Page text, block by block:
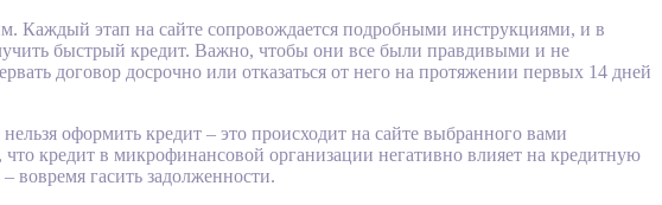
Каждый этап на сайте сопровождается подробными инструкциями, и в
быстрый кредит. Важно, чтобы они все были правдивыми и не
договор досрочно или отказаться от него на протяжении первых 14 дней
оформить кредит – это происходит на сайте выбранного вами
кредит в микрофинансовой организации негативно влияет на кредитную
гасить задолженности.